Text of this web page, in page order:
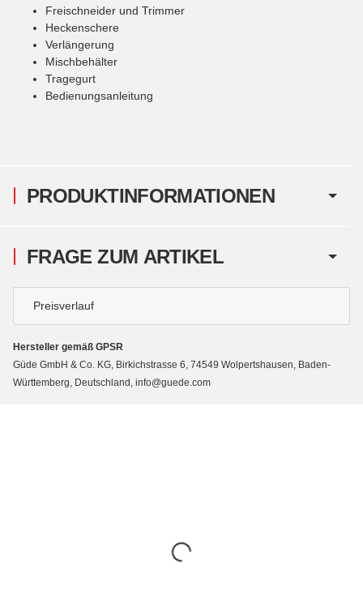
PRODUKTINFORMATIONEN
Freischneider und Trimmer
Heckenschere
Verlängerung
Mischbehälter
Tragegurt
Bedienungsanleitung
FRAGE ZUM ARTIKEL
Preisverlauf
Hersteller gemäß GPSR
Güde GmbH & Co. KG, Birkichstrasse 6, 74549 Wolpertshausen, Baden-
Württemberg, Deutschland, info@guede.com